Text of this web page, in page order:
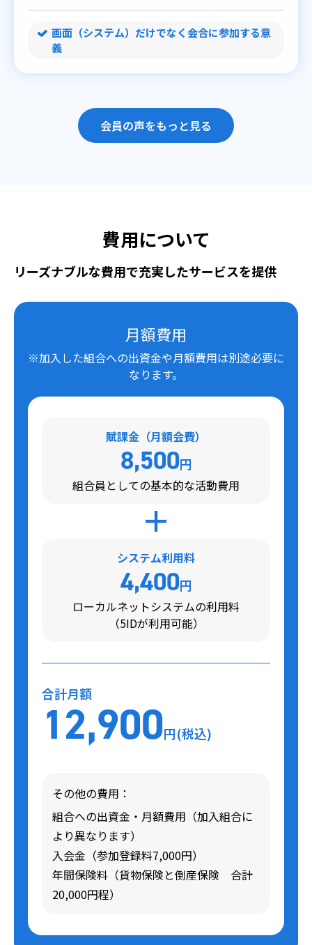
画面（システム）だけでなく会合に参加する意
義
会員の声をもっと見る
費用について
リーズナブルな費用で充実したサービスを提供
月額費用
※加入した組合への出資金や月額費用は別途必要に
なります。
賦課金（月額会費）
8,500円
組合員としての基本的な活動費用
システム利用料
4,400円
ローカルネットシステムの利用料
（5IDが利用可能）
合計月額
12,900円(税込)
その他の費用：
組合への出資金・月額費用（加入組合に
より異なります）
入会金（参加登録料7,000円）
年間保険料（貨物保険と倒産保険 合計
20,000円程）